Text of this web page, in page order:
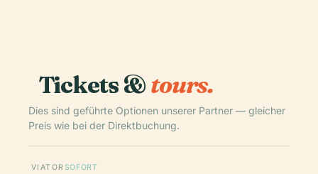
Tickets &tours.
Dies sind geführte Optionen unserer Partner — gleicher
Preis wie bei der Direktbuchung.
VIATOR SOFORT